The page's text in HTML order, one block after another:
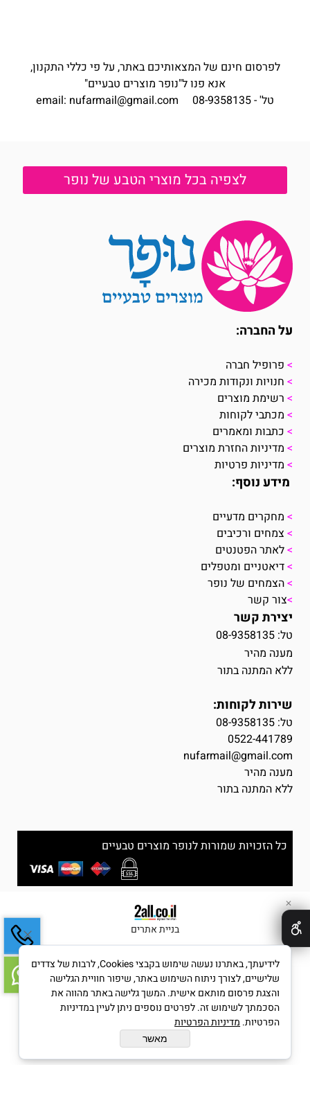
לפרסום חינם של המצאותיכם באתר, על פי כללי התקנון,
אנא פנו ל"נופר מוצרים טבעיים"
טל' - 08-9358135 email:
nufarmail@gmail.com
לצפיה בכל מוצרי הטבע של נופר
על החברה:
> פרופיל חברה
> חנויות ונקודות מכירה
> רשימת מוצרים
> מכתבי לקוחות
> כתבות ומאמרים
> מדיניות החזרת מוצרים
> מדיניות פרטיות
מידע נוסף:
> מחקרים מדעיים
> צמחים ורכיבים
>לאתר הפטנטים
>דיאטניים ומטפלים
>הצמחים של נופר
>צור קשר
יצירת קשר
טל: 08-9358135
מענה מהיר
ללא המתנה בתור
שירות לקוחות:
טל: 08-9358135
0522-441789
nufarmail@gmail.com
מענה מהיר
ללא המתנה בתור
כל הזכויות שמורות לנופר מוצרים טבעיים
בניית אתרים
✕
לידיעתך, באתרנו נעשה שימוש בקבצי Cookies, לרבות של צדדים
שלישיים, לצורך ניתוח השימוש באתר, שיפור חוויית הגלישה
והצגת פרסום מותאם אישית. המשך גלישה באתר מהווה את
הסכמתך לשימוש זה. לפרטים נוספים ניתן לעיין במדיניות
הפרטיות. מדיניות הפרטיות
מאשר